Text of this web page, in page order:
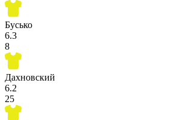
Бусько
6.3
8
Дахновский
6.2
25